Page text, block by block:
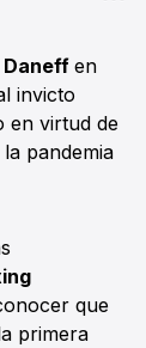
Daneffen
invicto
en virtud de
pandemia
que
primera